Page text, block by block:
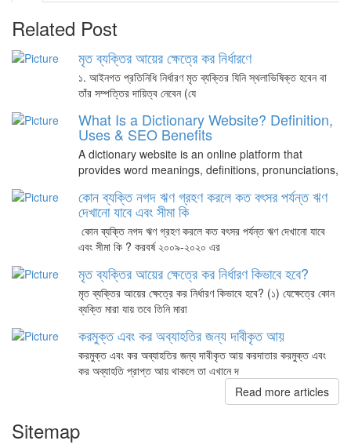
Related Post
মৃত ব্যক্তির আয়ের ক্ষেত্রে কর নির্ধারণে
১. আইনগত প্রতিনিধি নির্ধারণ মৃত ব্যক্তির যিনি স্থলাভিষিক্ত হবেন বা
তাঁর সম্পত্তির দায়িত্ব নেবেন (যে
What Is a Dictionary Website? Definition,
Uses & SEO Benefits
A dictionary website is an online platform that
provides word meanings, definitions, pronunciations,
কোন ব্যক্তি নগদ ঋণ গ্রহণ করলে কত বৎসর পর্যন্ত ঋণ
দেখানো যাবে এবং সীমা কি
কোন ব্যক্তি নগদ ঋণ গ্রহণ করলে কত বৎসর পর্যন্ত ঋণ দেখানো যাবে
এবং সীমা কি ? করবর্ষ ২০০৯-২০২০ এর
মৃত ব্যক্তির আয়ের ক্ষেত্রে কর নির্ধারণ কিভাবে হবে?
মৃত ব্যক্তির আয়ের ক্ষেত্রে কর নির্ধারণ কিভাবে হবে? (১) যেক্ষেত্রে কোন
ব্যক্তি মারা যায় তবে তিনি মারা
করমুক্ত এবং কর অব্যাহতির জন্য দাবীকৃত আয়
করমুক্ত এবং কর অব্যাহতির জন্য দাবীকৃত আয় করদাতার করমুক্ত এবং
কর অব্যাহতি প্রাপ্ত আয় থাকলে তা এখানে দ
Read more articles
Sitemap